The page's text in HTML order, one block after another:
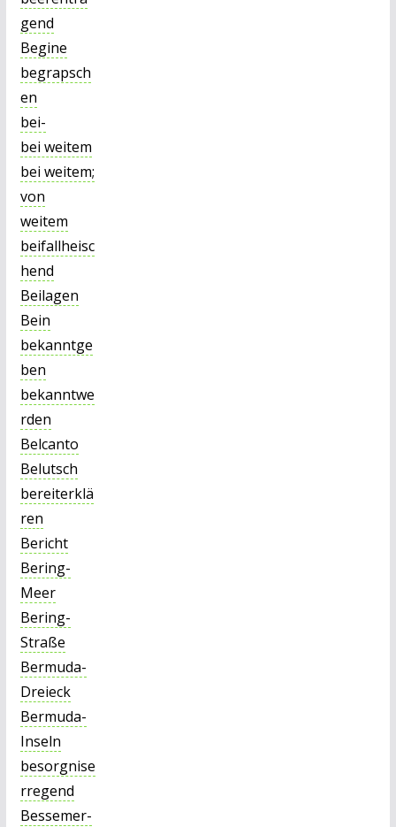
gend
Begine
begrapsch
en
bei-
bei weitem
bei weitem;
von
weitem
beifallheisc
hend
Beilagen
Bein
bekanntge
ben
bekanntwe
rden
Belcanto
Belutsch
bereiterklä
ren
Bericht
Bering-
Meer
Bering-
Straße
Bermuda-
Dreieck
Bermuda-
Inseln
besorgnise
rregend
Bessemer-